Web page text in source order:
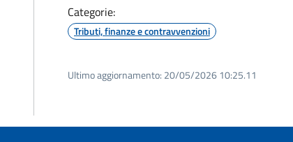
Categorie:
Tributi, finanze e contravvenzioni
Ultimo aggiornamento: 20/05/2026 10:25.11